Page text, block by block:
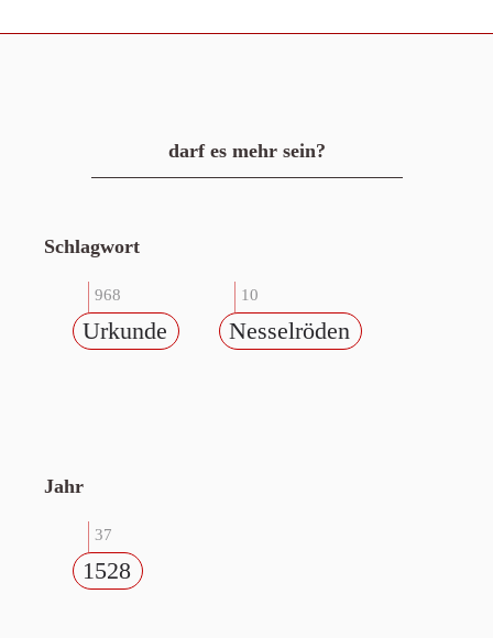
darf es mehr sein?
Schlagwort
968
Urkunde
10
Nesselröden
Jahr
37
1528